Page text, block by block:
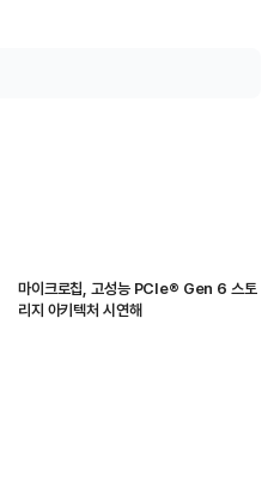
마이크로칩, 고성능 PCIe® Gen 6 스토
리지 아키텍처 시연해